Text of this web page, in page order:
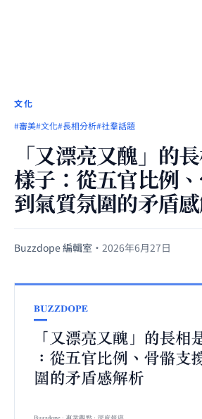
文化
#審美#文化#長相分析#社羣話題
「又漂亮又醜」的
樣子：從五官比例
到氣質氛圍的矛盾
Buzzdope 編輯室 · 2026年6月27日